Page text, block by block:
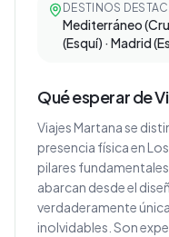
DESTINOS
Mediterráneo
(Esquí) · Madrid
Qué esperar de
Viajes Martana se
presencia física en
pilares
abarcan desde el
verdaderamente
inolvidables. Son